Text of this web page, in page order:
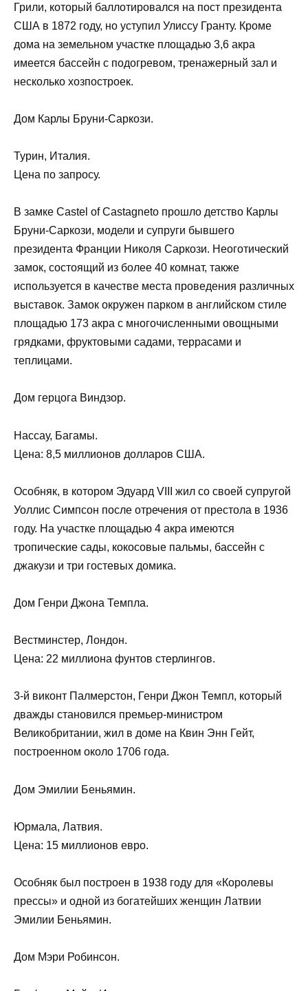
Грили, который баллотировался на пост президента
США в 1872 году, но уступил Улиссу Гранту. Кроме
дома на земельном участке площадью 3,6 акра
имеется бассейн с подогревом, тренажерный зал и
несколько хозпостроек.
Дом Карлы Бруни-Саркози.
Турин, Италия.
Цена по запросу.
В замке Castel of Castagneto прошло детство Карлы
Бруни-Саркози, модели и супруги бывшего
президента Франции Николя Саркози. Неоготический
замок, состоящий из более 40 комнат, также
используется в качестве места проведения различных
выставок. Замок окружен парком в английском стиле
площадью 173 акра с многочисленными овощными
грядками, фруктовыми садами, террасами и
теплицами.
Дом герцога Виндзор.
Нассау, Багамы.
Цена: 8,5 миллионов долларов США.
Особняк, в котором Эдуард VIII жил со своей супругой
Уоллис Симпсон после отречения от престола в 1936
году. На участке площадью 4 акра имеются
тропические сады, кокосовые пальмы, бассейн с
джакузи и три гостевых домика.
Дом Генри Джона Темпла.
Вестминстер, Лондон.
Цена: 22 миллиона фунтов стерлингов.
3-й виконт Палмерстон, Генри Джон Темпл, который
дважды становился премьер-министром
Великобритании, жил в доме на Квин Энн Гейт,
построенном около 1706 года.
Дом Эмилии Беньямин.
Юрмала, Латвия.
Цена: 15 миллионов евро.
Особняк был построен в 1938 году для «Королевы
прессы» и одной из богатейших женщин Латвии
Эмилии Беньямин.
Дом Мэри Робинсон.